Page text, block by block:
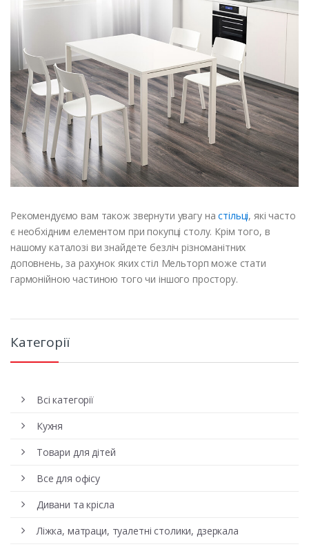
Рекомендуємо вам також звернути увагу настільці, які часто
є необхідним елементом при покупці столу. Крім того, в
нашому каталозі ви знайдете безліч різноманітних
доповнень, за рахунок яких стіл Мельторп може стати
гармонійною частиною того чи іншого простору.
Категорії
Всі категорії
Кухня
Товари для дітей
Все для офісу
Дивани та крісла
Ліжка, матраци, туалетні столики, дзеркала